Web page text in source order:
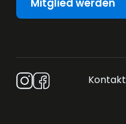
Mitglied werden
Kontakt